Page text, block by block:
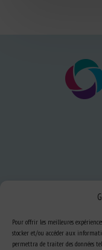
Pour offrir les meilleures
stocker et/ou accéder aux
permettra de traiter des données